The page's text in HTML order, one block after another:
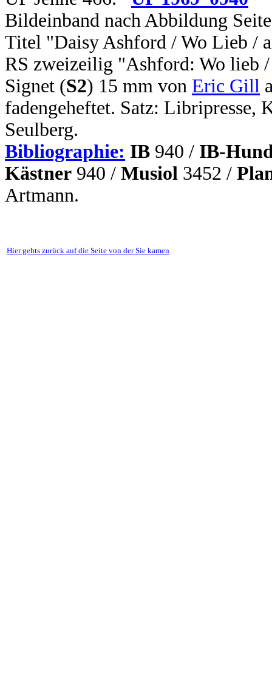
Bildeinband nach Abbildung
Titel "Daisy Ashford / Wo Lieb /
RS zweizeilig "Ashford: Wo lieb
Signet (S2) 15 mm von Eric Gill
fadengeheftet. Satz:
Seulberg.
Bibliographie: IB 940 / IB-
Kästner 940 / Musiol 3452 /
Artmann.
Hier gehts zurück auf die Seite von der Sie kamen